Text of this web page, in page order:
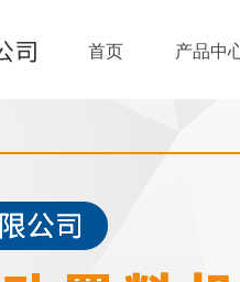
首页
首页
产品中
产品中